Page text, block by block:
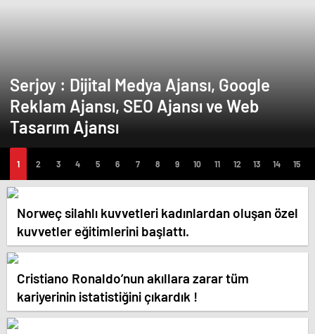
Serjoy : Dijital Medya Ajansı, Google
Reklam Ajansı, SEO Ajansı ve Web
Tasarım Ajansı
Norweç silahlı kuvvetleri kadınlardan oluşan özel
kuvvetler eğitimlerini başlattı.
Cristiano Ronaldo’nun akıllara zarar tüm
kariyerinin istatistiğini çıkardık !